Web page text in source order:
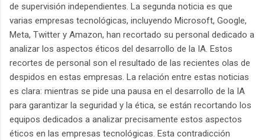
de supervisión independientes. La segunda noticia es que
varias empresas tecnológicas, incluyendo Microsoft, Google,
Meta, Twitter y Amazon, han recortado su personal dedicado a
analizar los aspectos éticos del desarrollo de la IA. Estos
recortes de personal son el resultado de las recientes olas de
despidos en estas empresas. La relación entre estas noticias
es clara: mientras se pide una pausa en el desarrollo de la IA
para garantizar la seguridad y la ética, se están recortando los
equipos dedicados a analizar precisamente estos aspectos
éticos en las empresas tecnológicas. Esta contradicción